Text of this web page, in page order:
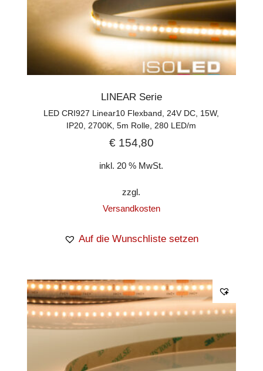
LINEAR Serie
LED CRI927 Linear10 Flexband, 24V DC, 15W,
IP20, 2700K, 5m Rolle, 280 LED/m
€154,80
inkl. 20 % MwSt.
zzgl.
Versandkosten
Auf die Wunschliste setzen